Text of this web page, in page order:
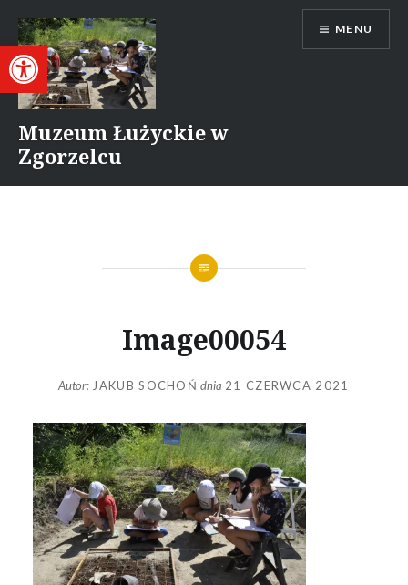
Otwórz pasek narzędzi
treści
Muzeum Łużyckie w
Zgorzelcu
MENU
Image00054
Autor: JAKUB SOCHOŃ dnia 21 CZERWCA 2021